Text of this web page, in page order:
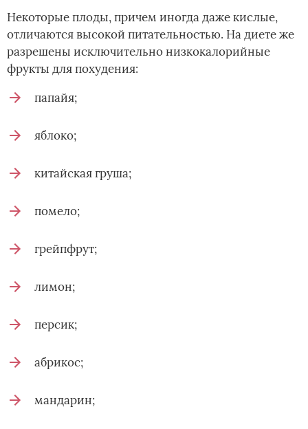
Некоторые плоды, причем иногда даже кислые,
отличаются высокой питательностью. На диете же
разрешены исключительно низкокалорийные
фрукты для похудения:
папайя;
яблоко;
китайская груша;
помело;
грейпфрут;
лимон;
персик;
абрикос;
мандарин;